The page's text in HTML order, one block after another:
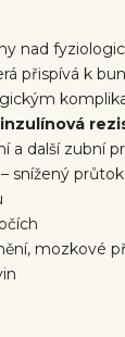
nad
přispívá k
inzulínová
a další zubní
snížený
mozkové